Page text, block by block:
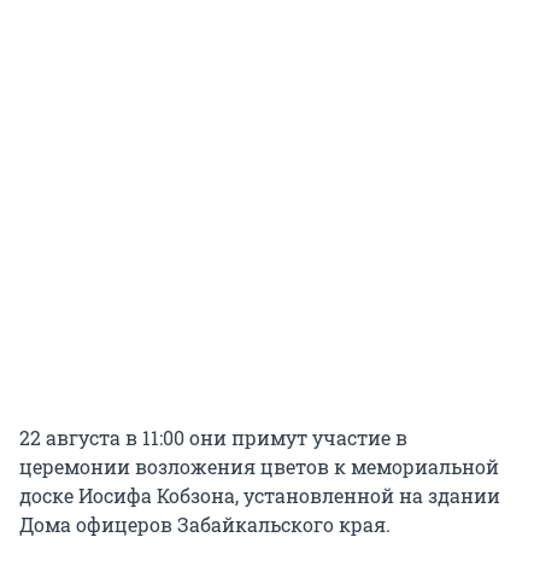
22 августа в 11:00 они примут участие в
церемонии возложения цветов к мемориальной
доске Иосифа Кобзона, установленной на здании
Дома офицеров Забайкальского края.